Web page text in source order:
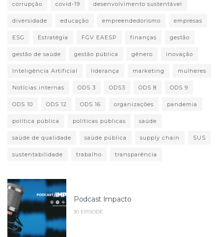
corrupção covid-19 desenvolvimento sustentável
diversidade educação empreendedorismo empresas
ESG Estratégia FGV EAESP finanças gestão
gestão de saúde gestão pública gênero inovação
Inteligência Artificial liderança marketing mulheres
Notícias internas ODS 3 ODS3 ODS 8 ODS 9
ODS 10 ODS 12 ODS 16 organizações pandemia
política pública políticas públicas saúde
saúde de qualidade saúde pública supply chain SUS
sustentabilidade trabalho transparência
Podcast Impacto
30 EPISODE